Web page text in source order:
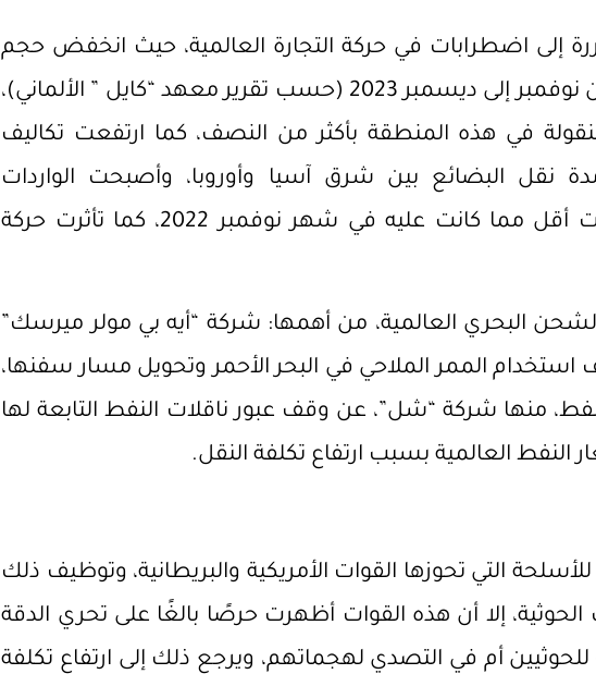
إلى اضطرابات في حركة التجارة العالمية، حيث انخفض حجم
التجارة العالمية بنحو 1.3% من نوفمبر إلى ديسمبر 2023 (حسب تقرير معهد “كايل ” الألماني)،
في هذه المنطقة بأكثر من النصف، كما ارتفعت تكاليف
نقل البضائع بين شرق آسيا وأوروبا، وأصبحت الواردات
والصادرات في بعض الحالات أقل مما كانت عليه في شهر نوفمبر 2022، كما تأثرت حركة
البحري العالمية، من أهمها: شركة “أيه بي مولر ميرسك”
استخدام الممر الملاحي في البحر الأحمر وتحويل مسار سفنها،
منها شركة “شل”، عن وقف عبور ناقلات النفط التابعة لها
النفط العالمية بسبب ارتفاع تكلفة النقل.
التي تحوزها القوات الأمريكية والبريطانية، وتوظيف ذلك
إلا أن هذه القوات أظهرت حرصًا بالغًا على تحري الدقة
أم في التصدي لهجماتهم، ويرجع ذلك إلى ارتفاع تكلفة